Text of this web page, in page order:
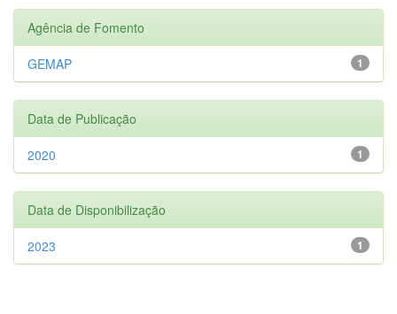
Agência de Fomento
1
GEMAP
Data de Publicação
1
2020
Data de Disponibilização
1
2023